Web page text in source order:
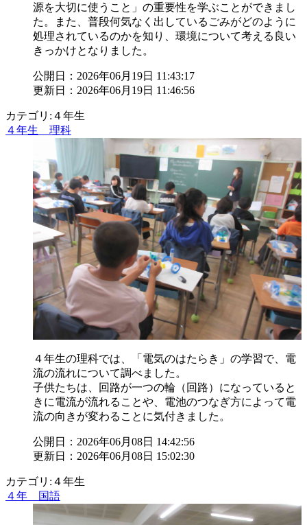
源を大切に使うこと」の重要性を学ぶことができまし
た。また、普段何気なく出しているごみがどのように
処理されているのかを知り、環境について考える良い
きっかけとなりました。
公開日：2026年06月19日 11:43:17
更新日：2026年06月19日 11:46:56
カテゴリ:４年生
４年生 理科
４年生の理科では、「電気のはたらき」の学習で、電
流の流れについて調べました。
子供たちは、回路が一つの輪（回路）になっていると
きに電流が流れることや、電池のつなぎ方によって電
流の向きが変わることに気付きました。
公開日：2026年06月08日 14:42:56
更新日：2026年06月08日 15:02:30
カテゴリ:４年生
４年 国語